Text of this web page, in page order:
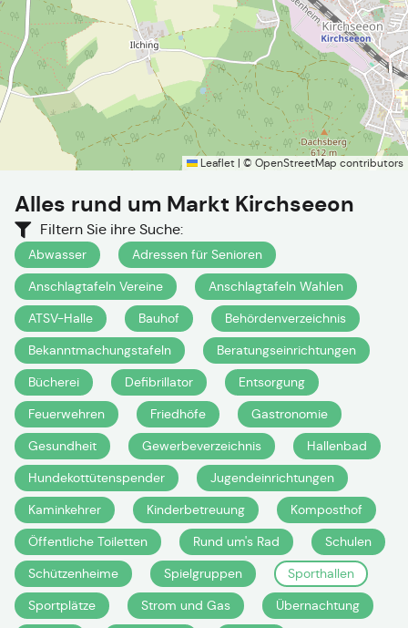
Leaflet | © OpenStreetMap contributors
Alles rund um Markt Kirchseeon
Filtern Sie ihre Suche:
Abwasser
Adressen für Senioren
Anschlagtafeln Vereine
Anschlagtafeln Wahlen
ATSV-Halle
Bauhof
Behördenverzeichnis
Bekanntmachungstafeln
Beratungseinrichtungen
Bücherei
Defibrillator
Entsorgung
Feuerwehren
Friedhöfe
Gastronomie
Gesundheit
Gewerbeverzeichnis
Hallenbad
Hundekottütenspender
Jugendeinrichtungen
Kaminkehrer
Kinderbetreuung
Komposthof
Öffentliche Toiletten
Rund um's Rad
Schulen
Schützenheime
Spielgruppen
Sporthallen
Sportplätze
Strom und Gas
Übernachtung